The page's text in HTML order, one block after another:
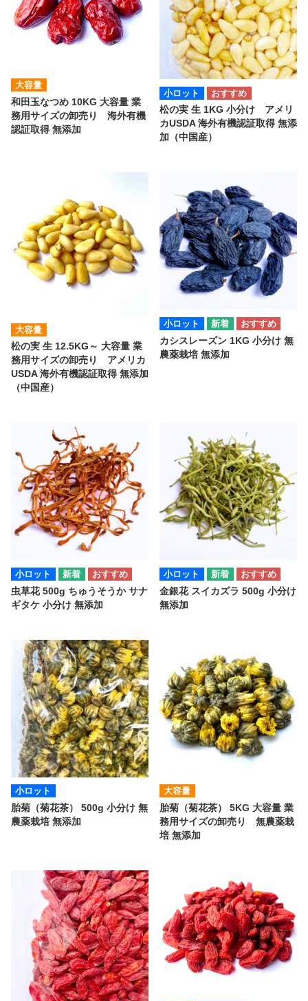
大容量
和田玉なつめ 10KG 大容量 業
務用サイズの卸売り 海外有機
認証取得 無添加
小ロット
松の実 生 1KG 小分け アメリ
カUSDA 海外有機認証取得 無添
加（中国産）
大容量
松の実 生 12.5KG～ 大容量 業
務用サイズの卸売り アメリカ
USDA 海外有機認証取得 無添加
（中国産）
小ロット
カシスレーズン 1KG 小分け 無
農薬栽培 無添加
小ロット
虫草花 500g ちゅうそうか サナ
ギタケ 小分け 無添加
小ロット
金銀花 スイカズラ 500g 小分け
無添加
小ロット
胎菊（菊花茶） 500g 小分け 無
農薬栽培 無添加
大容量
胎菊（菊花茶） 5KG 大容量 業
務用サイズの卸売り 無農薬栽
培 無添加